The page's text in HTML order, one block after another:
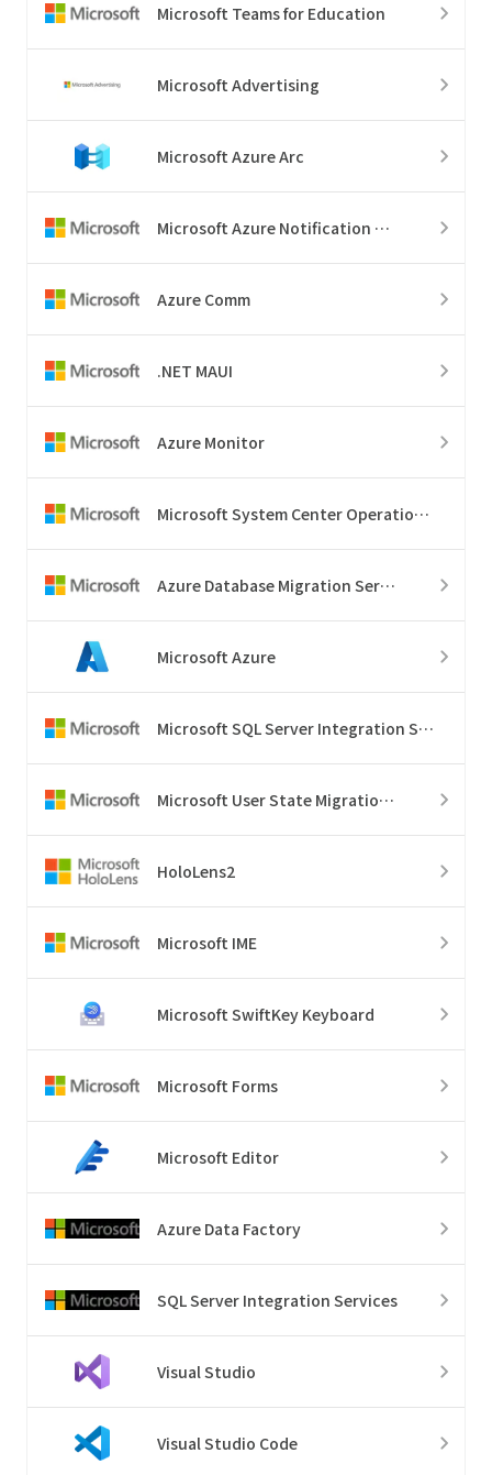
Microsoft Teams for Education
Microsoft Advertising
Microsoft Azure Arc
Microsoft Azure Notification Hubs
Azure Comm
.NET MAUI
Azure Monitor
Microsoft System Center Operations Manager
Azure Database Migration Service
Microsoft Azure
Microsoft SQL Server Integration Services
Microsoft User State Migration Tool
HoloLens2
Microsoft IME
Microsoft SwiftKey Keyboard
Microsoft Forms
Microsoft Editor
Azure Data Factory
SQL Server Integration Services
Visual Studio
Visual Studio Code